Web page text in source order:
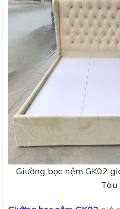
Giường bọc nệm GK02
Tàu